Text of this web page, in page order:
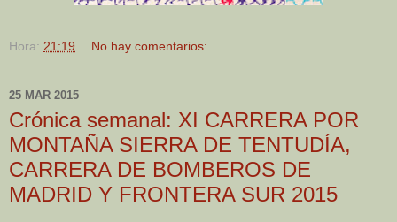
Hora: 21:19 No hay comentarios:
25 MAR 2015
Crónica semanal: XI CARRERA POR
MONTAÑA SIERRA DE TENTUDÍA,
CARRERA DE BOMBEROS DE
MADRID Y FRONTERA SUR 2015